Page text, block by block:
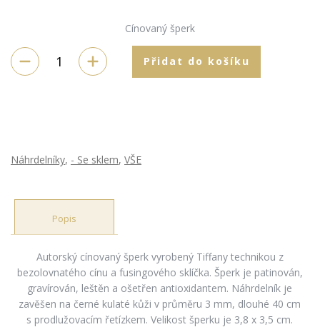
Cínovaný šperk
Přidat do košíku
Náhrdelníky, - Se sklem, VŠE
Popis
Autorský cínovaný šperk vyrobený Tiffany technikou z
bezolovnatého cínu a fusingového sklíčka. Šperk je patinován,
gravírován, leštěn a ošetřen antioxidantem. Náhrdelník je
zavěšen na černé kulaté kůži v průměru 3 mm, dlouhé 40 cm
s prodlužovacím řetízkem. Velikost šperku je 3,8 x 3,5 cm.